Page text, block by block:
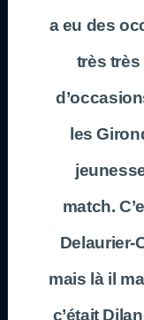
a eu des
très
les
match.
Delaurier-
mais là il
c’était